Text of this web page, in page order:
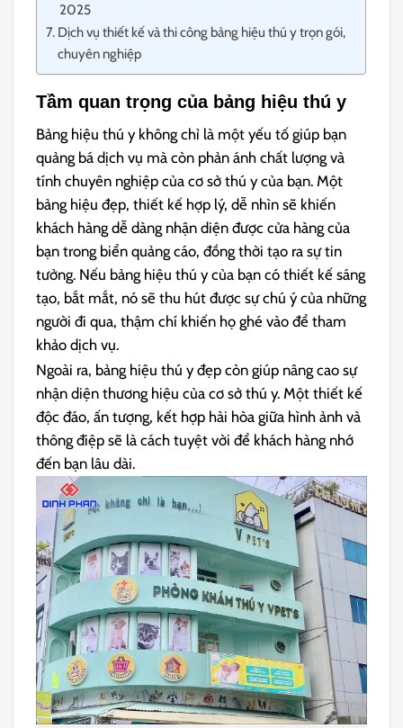
2025
Dịch vụ thiết kế và thi công bảng hiệu thú y trọn gói,
chuyên nghiệp
Tầm quan trọng của bảng hiệu thú y
Bảng hiệu thú y không chỉ là một yếu tố giúp bạn
quảng bá dịch vụ mà còn phản ánh chất lượng và
tính chuyên nghiệp của cơ sở thú y của bạn. Một
bảng hiệu đẹp, thiết kế hợp lý, dễ nhìn sẽ khiến
khách hàng dễ dàng nhận diện được cửa hàng của
bạn trong biển quảng cáo, đồng thời tạo ra sự tin
tưởng. Nếu bảng hiệu thú y của bạn có thiết kế sáng
tạo, bắt mắt, nó sẽ thu hút được sự chú ý của những
người đi qua, thậm chí khiến họ ghé vào để tham
khảo dịch vụ.
Ngoài ra, bảng hiệu thú y đẹp còn giúp nâng cao sự
nhận diện thương hiệu của cơ sở thú y. Một thiết kế
độc đáo, ấn tượng, kết hợp hài hòa giữa hình ảnh và
thông điệp sẽ là cách tuyệt vời để khách hàng nhớ
đến bạn lâu dài.